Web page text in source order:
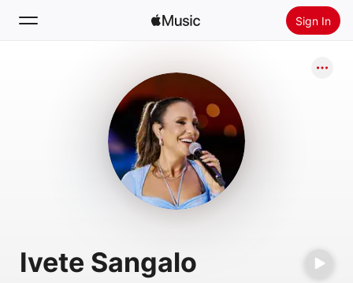
Sign In
Install Apple Music
Ivete Sangalo